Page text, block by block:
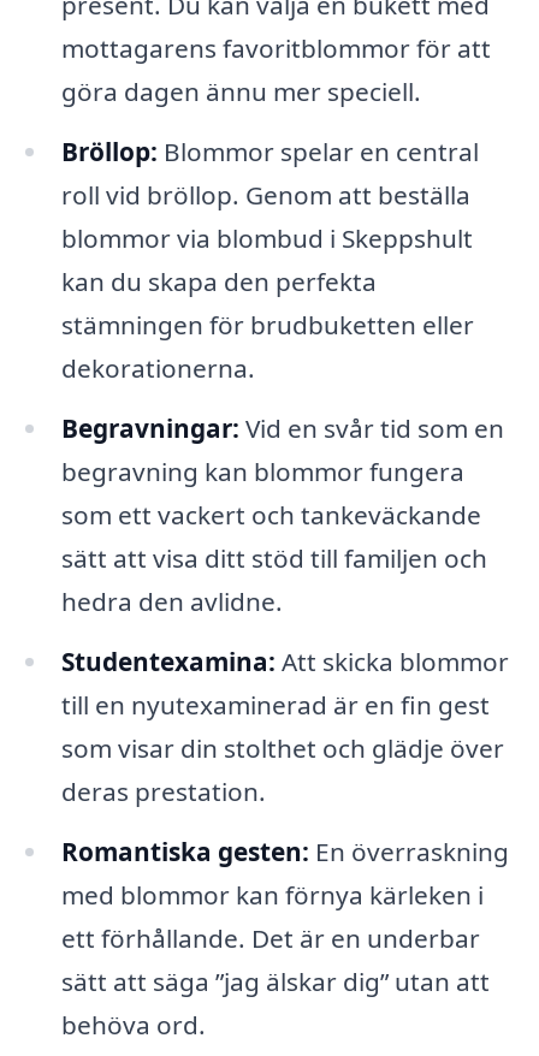
mottagarens favoritblommor för att
göra dagen ännu mer speciell.
Bröllop: Blommor spelar en central
roll vid bröllop. Genom att beställa
blommor via blombud i Skeppshult
kan du skapa den perfekta
stämningen för brudbuketten eller
dekorationerna.
Begravningar: Vid en svår tid som en
begravning kan blommor fungera
som ett vackert och tankeväckande
sätt att visa ditt stöd till familjen och
hedra den avlidne.
Studentexamina: Att skicka blommor
till en nyutexaminerad är en fin gest
som visar din stolthet och glädje över
deras prestation.
Romantiska gesten: En överraskning
med blommor kan förnya kärleken i
ett förhållande. Det är en underbar
sätt att säga ”jag älskar dig” utan att
behöva ord.